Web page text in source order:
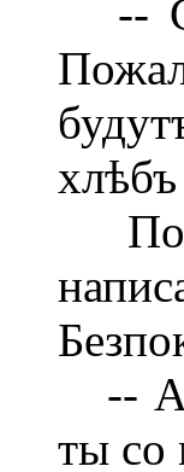
--
-- А
ты со